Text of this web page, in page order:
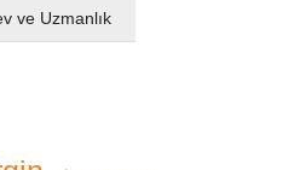
ve Uzmanlık